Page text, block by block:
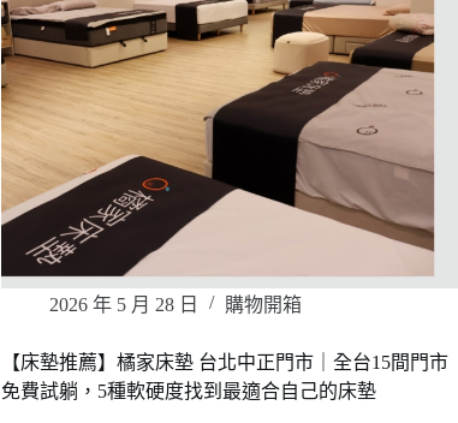
2026 年 5 月 28 日 購物開箱
【床墊推薦】橘家床墊 台北中正門市｜全台15間門市
免費試躺，5種軟硬度找到最適合自己的床墊